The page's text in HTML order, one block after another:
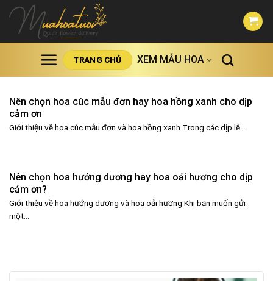
Skip
content
TRANG CHỦ XEM MẪU HOA
Nên chọn hoa cúc mẫu đơn hay hoa hồng xanh cho dịp
cảm ơn
Giới thiệu về hoa cúc mẫu đơn và hoa hồng xanh Trong các dịp lễ...
Nên chọn hoa hướng dương hay hoa oải hương cho dịp
cảm ơn?
Giới thiệu về hoa hướng dương và hoa oải hương Khi bạn muốn gửi
một...